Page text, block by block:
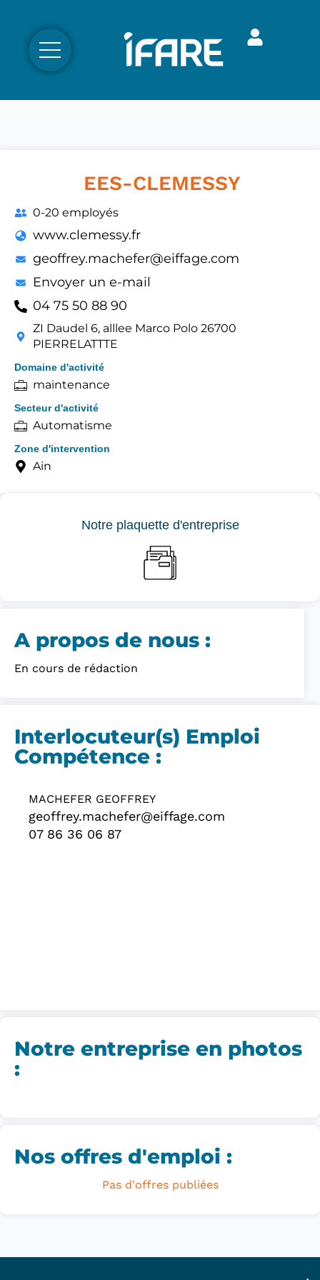
EES-CLEMESSY
0-20 employés
www.clemessy.fr
geoffrey.machefer@eiffage.com
Envoyer un e-mail
04 75 50 88 90
ZI Daudel 6, alllee Marco Polo 26700
PIERRELATTTE
Domaine d'activité
maintenance
Secteur d'activité
Automatisme
Zone d'intervention
Ain
Notre plaquette d'entreprise
A propos de nous :​
En cours de rédaction
Interlocuteur(s) Emploi
Compétence :
MACHEFER GEOFFREY
geoffrey.machefer@eiffage.com
07 86 36 06 87
Notre entreprise en photos
:
Nos offres d'emploi :
Pas d'offres publiées